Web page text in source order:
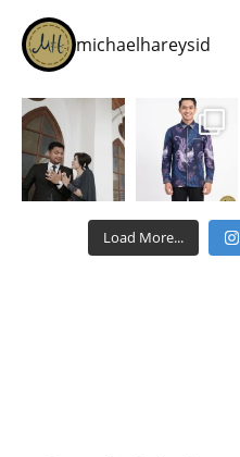
michaelhareysid
Load More...